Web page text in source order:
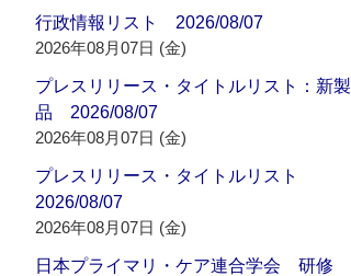
行政情報リスト 2026/08/07
2026年08月07日 (金)
プレスリリース・タイトルリスト：新製
品 2026/08/07
2026年08月07日 (金)
プレスリリース・タイトルリスト
2026/08/07
2026年08月07日 (金)
日本プライマリ・ケア連合学会 研修